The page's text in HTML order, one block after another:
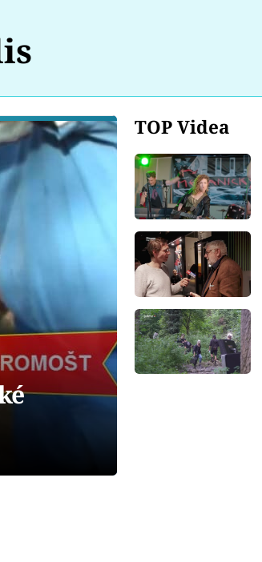
TOP Videa